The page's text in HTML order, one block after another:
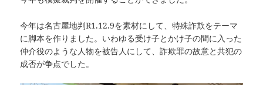
今年は名古屋地判R1.12.9を素材にして、特殊詐欺をテーマ
に脚本を作りました。いわゆる受け子とかけ子の間に入った
仲介役のような人物を被告人にして、詐欺罪の故意と共犯の
成否が争点でした。